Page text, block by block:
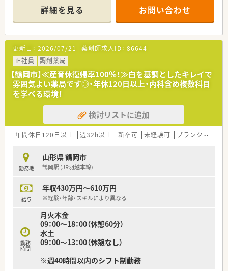
日平均70枚程度です。
■薬剤師は常勤2名体制で、加えて事務スタッフも2名在籍して
おり、協力体制が整っています。
【勤務実態について】
■年間休日は120日程度と充実しており、夏季休暇や年末年始休
暇も取得することが可能です。
■残業時間はほとんどなく、定時で退勤できるため、プライベー
トな時間も大切にできます。
■有給休暇は半日単位で柔軟に取得できるほか、リフレッシュ休
暇制度も導入されています。
【職場環境と雰囲気】
■ノルマが緩やかで一人当たりの業務量も多くないため、人間関
係は良好で働きやすい環境です。
イアンス遵守の意識は高いです。
■音声入力システムをはじめとした最新のICTを導入し、薬剤師
が業務に集中できる環境です。
【法人特徴について】
■東証プライムに上場している大手企業のグループ会社であり、
■患者さまの生活の質を考慮した服薬指導を大切にし、地域に根
差した薬局づくりを推進しています。
■東北から沖縄まで全国的に店舗を展開しており、在宅医療にも
多くの店舗で積極的に取り組んでいます。
詳細を見る お問い合わせ
更新日： 2026/07/21 薬剤師求人ID： 86644
正社員
調剤薬局
【鶴岡市】≪産育休復帰率100％！≫白を基調としたキレイで
雰囲気よい薬局です◎・年休120日以上・内科含め複数科目
を学べる環境！
検討リストに追加
年間休日120日以上 週32h以上 新卒可 未経験可 ブランク可
勤務地
山形県 鶴岡市
鶴岡駅 (JR羽越本線)
給与
年収430万円～610万円
※経験・年齢・スキルにより異なる
勤務
時間
月火木金
09：00～18：00（休憩60分）
水土
09：00～13：00（休憩なし）
※週40時間以内のシフト制勤務